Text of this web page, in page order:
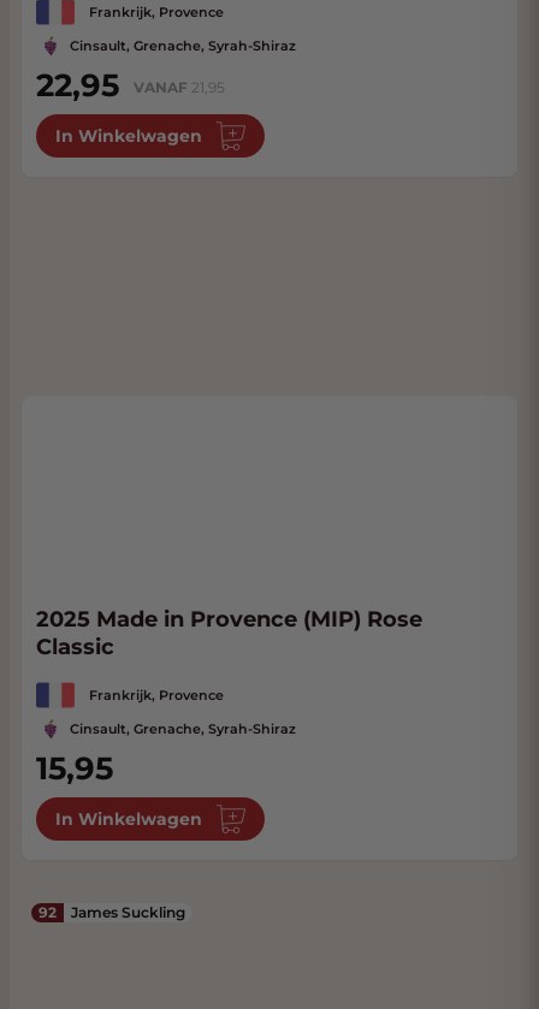
Frankrijk, Provence
Cinsault, Grenache, Syrah-Shiraz
22,95 VANAF 21,95
In Winkelwagen
2025 Made in Provence (MIP) Rose
Classic
Frankrijk, Provence
Cinsault, Grenache, Syrah-Shiraz
15,95
In Winkelwagen
92 James Suckling